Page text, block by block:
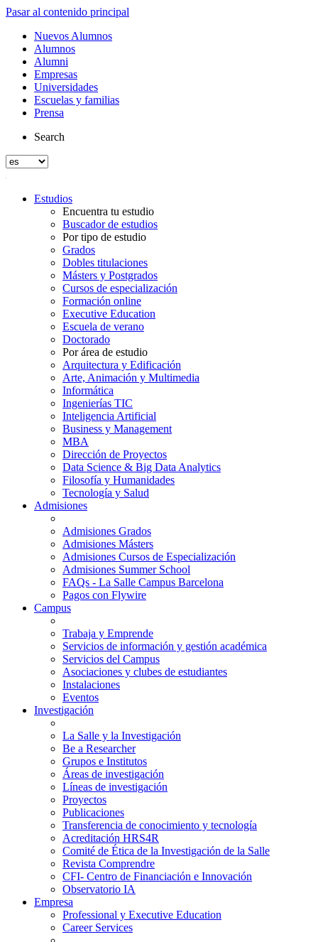
Pasar al contenido principal
Nuevos Alumnos
Alumnos
Alumni
Empresas
Universidades
Escuelas y familias
Prensa
Search
Estudios
Encuentra tu estudio
Buscador de estudios
Por tipo de estudio
Grados
Dobles titulaciones
Másters y Postgrados
Cursos de especialización
Formación online
Executive Education
Escuela de verano
Doctorado
Por área de estudio
Arquitectura y Edificación
Arte, Animación y Multimedia
Informática
Ingenierías TIC
Inteligencia Artificial
Business y Management
MBA
Dirección de Proyectos
Data Science & Big Data Analytics
Filosofía y Humanidades
Tecnología y Salud
Admisiones
Admisiones Grados
Admisiones Másters
Admisiones Cursos de Especialización
Admisiones Summer School
FAQs - La Salle Campus Barcelona
Pagos con Flywire
Campus
Trabaja y Emprende
Servicios de información y gestión académica
Servicios del Campus
Asociaciones y clubes de estudiantes
Instalaciones
Eventos
Investigación
La Salle y la Investigación
Be a Researcher
Grupos e Institutos
Áreas de investigación
Líneas de investigación
Proyectos
Publicaciones
Transferencia de conocimiento y tecnología
Acreditación HRS4R
Comité de Ética de la Investigación de la Salle
Revista Comprendre
CFI- Centro de Financiación e Innovación
Observatorio IA
Empresa
Professional y Executive Education
Career Services